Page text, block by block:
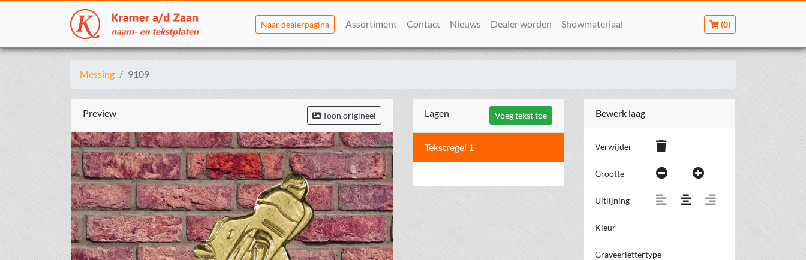
Naar dealerpagina Assortiment Contact Nieuws Dealer worden Showmateriaal (0)
Messing 9109
Preview Toon origineel Lagen Voeg tekst toe
Tekstregel 1
Bewerk laag
Verwijder
Grootte
Uitlijning
Kleur
Graveerlettertype